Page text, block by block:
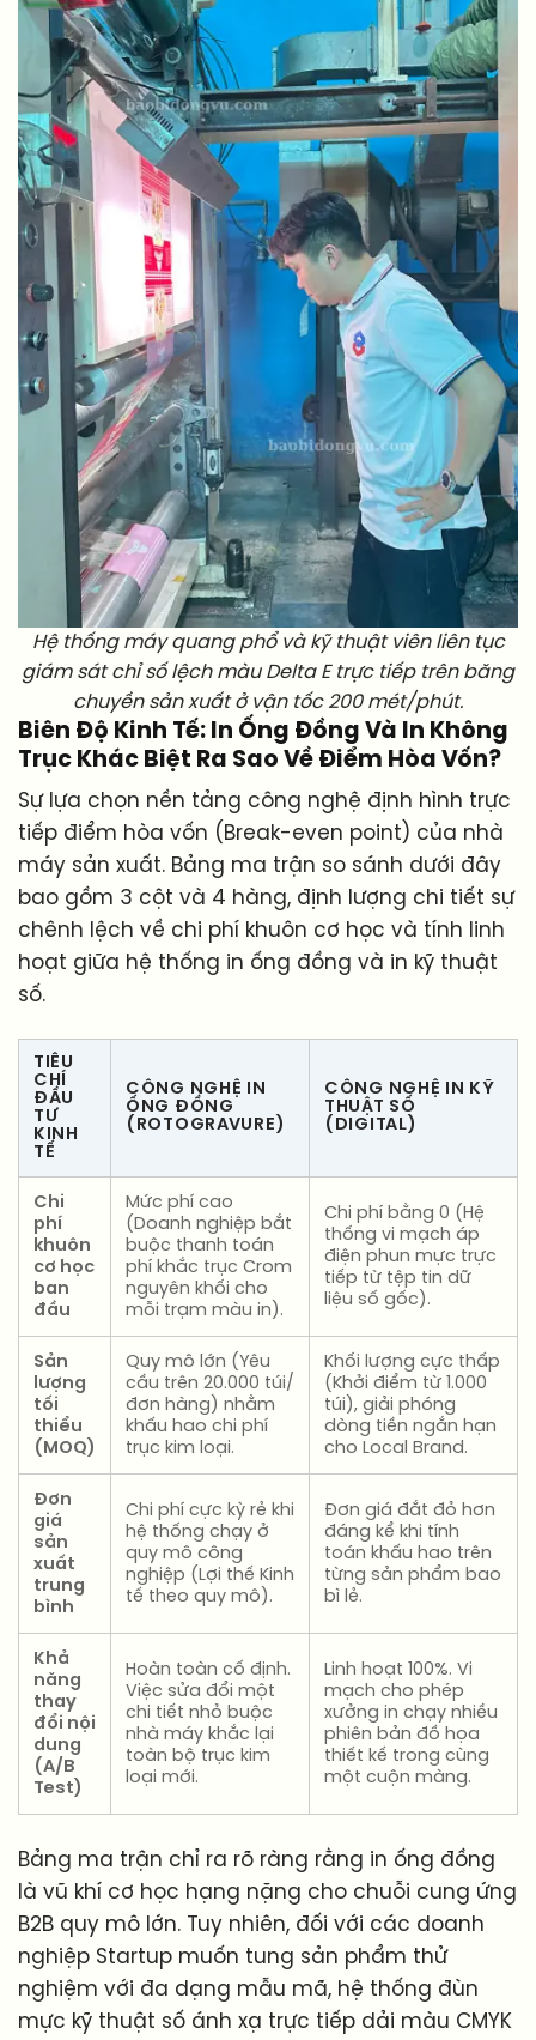
Hệ thống máy quang phổ và kỹ thuật viên liên tục
giám sát chỉ số lệch màu Delta E trực tiếp trên băng
chuyền sản xuất ở vận tốc 200 mét/phút.
Biên Độ Kinh Tế: In Ống Đồng Và In Không
Trục Khác Biệt Ra Sao Về Điểm Hòa Vốn?
Sự lựa chọn nền tảng công nghệ định hình trực
tiếp điểm hòa vốn (Break-even point) của nhà
máy sản xuất. Bảng ma trận so sánh dưới đây
bao gồm 3 cột và 4 hàng, định lượng chi tiết sự
chênh lệch về chi phí khuôn cơ học và tính linh
hoạt giữa hệ thống in ống đồng và in kỹ thuật
số.
TIÊU
CHÍ
ĐẦU
TƯ
KINH
TẾ
CÔNG NGHỆ IN
ỐNG ĐỒNG
(ROTOGRAVURE)
CÔNG NGHỆ IN KỸ
THUẬT SỐ
(DIGITAL)
Chi
phí
khuôn
cơ học
ban
đầu
Mức phí cao
(Doanh nghiệp bắt
buộc thanh toán
phí khắc trục Crom
nguyên khối cho
mỗi trạm màu in).
Chi phí bằng 0 (Hệ
thống vi mạch áp
điện phun mực trực
tiếp từ tệp tin dữ
liệu số gốc).
Sản
lượng
tối
thiểu
(MOQ)
Quy mô lớn (Yêu
cầu trên 20.000 túi/
đơn hàng) nhằm
khấu hao chi phí
trục kim loại.
Khối lượng cực thấp
(Khởi điểm từ 1.000
túi), giải phóng
dòng tiền ngắn hạn
cho Local Brand.
Đơn
giá
sản
xuất
trung
bình
Chi phí cực kỳ rẻ khi
hệ thống chạy ở
quy mô công
nghiệp (Lợi thế Kinh
tế theo quy mô).
Đơn giá đắt đỏ hơn
đáng kể khi tính
toán khấu hao trên
từng sản phẩm bao
bì lẻ.
Khả
năng
thay
đổi nội
dung
(A/B
Test)
Hoàn toàn cố định.
Việc sửa đổi một
chi tiết nhỏ buộc
nhà máy khắc lại
toàn bộ trục kim
loại mới.
Linh hoạt 100%. Vi
mạch cho phép
xưởng in chạy nhiều
phiên bản đồ họa
thiết kế trong cùng
một cuộn màng.
Bảng ma trận chỉ ra rõ ràng rằng in ống đồng
là vũ khí cơ học hạng nặng cho chuỗi cung ứng
B2B quy mô lớn. Tuy nhiên, đối với các doanh
nghiệp Startup muốn tung sản phẩm thử
nghiệm với đa dạng mẫu mã, hệ thống đùn
mực kỹ thuật số ánh xạ trực tiếp dải màu CMYK